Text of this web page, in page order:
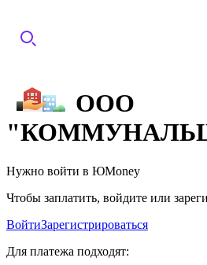
ООО
Нужно войти в ЮMoney
Чтобы заплатить, войдите или
ВойтиЗарегистрироваться
Для платежа подходят: